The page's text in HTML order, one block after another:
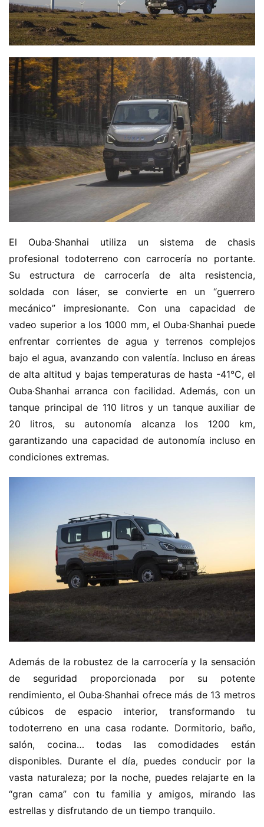
H
m
a
m
i
o
n
h
i
n
El Ouba·Shanhai utiliza un sistema de chasis
profesional todoterreno con carrocería no portante.
Su estructura de carrocería de alta resistencia,
soldada con láser, se convierte en un “guerrero
mecánico” impresionante. Con una capacidad de
vadeo superior a los 1000 mm, el Ouba·Shanhai puede
enfrentar corrientes de agua y terrenos complejos
bajo el agua, avanzando con valentía. Incluso en áreas
de alta altitud y bajas temperaturas de hasta -41°C, el
Ouba·Shanhai arranca con facilidad. Además, con un
tanque principal de 110 litros y un tanque auxiliar de
20 litros, su autonomía alcanza los 1200 km,
garantizando una capacidad de autonomía incluso en
condiciones extremas.
Además de la robustez de la carrocería y la sensación
de seguridad proporcionada por su potente
rendimiento, el Ouba·Shanhai ofrece más de 13 metros
cúbicos de espacio interior, transformando tu
todoterreno en una casa rodante. Dormitorio, baño,
salón, cocina… todas las comodidades están
disponibles. Durante el día, puedes conducir por la
vasta naturaleza; por la noche, puedes relajarte en la
“gran cama” con tu familia y amigos, mirando las
estrellas y disfrutando de un tiempo tranquilo.